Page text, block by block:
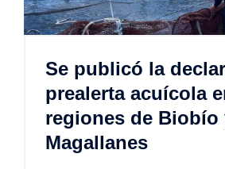
Se publicó la
prealerta acuícola
regiones de Biobío
Magallanes